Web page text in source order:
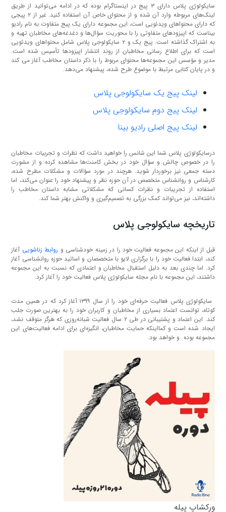
سایکولوژی پلاس دارای ۳ پیج در اینستاگرام بوده که در ادامه می‌توانید از طریق
لینک‌های مربوطه وارد آن شده و از محتوای خاص آن استفاده کنید. غیر از ۲ پیجی
که دارای محتواهای ویدئویی است، این مجموعه دارای یک پیج متفاوت به نام رادیو
بیناست که اپیزودهای متفاوتی را با محوریت سؤال‌ها و دغدغه‌های مخاطبان تهیه و
به اشتراک گذاشته است. پیج یک و ۲ سایکولوجی پلاس شامل محتواهای ویدئویی
است که برای اطلاع رسانی مخاطبان از روند انتشار اپیزودها تأسیس شده است.
مدیر و مؤسس این مجموعه‌ها محتوای مربوط را با ذکر داستان مخاطب آغاز می کند
و در پایان کتابی مرتبط با موضوع طرح شده، پیشنهاد می‌دهد.
لینک پیج یک سایکولوجی پلاس
لینک پیج دوم سایکولوجی پلاس
لینک پیج اصلی رادیو بینا
درسایکولوژی پلاس شما این شانس را خواهید داشت که نظرات و تجربیات مخاطبان
را در خصوص چالش و سؤال خود در بخش کامنت‌ها مشاهده کرده و از مشورت
دسته جمعی نیز برخوردار شوید. هرچند در مورد سؤالات و مشکلات مطرح شده،
کارشناس و روانشناس متخصص در آن حوزه نظر و پیشنهاد خود را عنوان می‌کند، اما
استفاده از تجریبات و نظرات کسانی که مشکلاتی مشابه داستان مخاطب را
داشته‌اند، نیز می‌تواند کمک بزرگی به تصمیم‌گیری و واکنش بهتر شما کند.
تاریخچه سایکولوجی پلاس
قبل از اینکه این مجموعه فعالیت خود را در زمینه خودشناسی و روابط زناشویی آغاز
کند، ابتدا فعالیت خود را با برگزاری لایو با متخصصان و اساتید حوزه روانشناسی آغاز
کرد. اما چندی بعد به دلیل استقبال مخاطبان و اعتمادی که نسبت به این مجموعه
داشتند، این مجموعه با نام مجله سایکولوژی پلاس فعالیت خود را آغاز کرد.
سایکولوژی پلاس فعالیت حرفه‌ای خود را از سال ۱۳۹۹ آغاز کرد که در همین مدت
کوتاه، توانست اعتماد بسیاری از مخاطبان و کاربران خود را به بهترین صورت جلب
کند. این اعتماد و پشتیبانی در طی ۲ سال فعالیت شبانه‌روزی که هرگز متوقف نشد،
ایجاد شده است و کمااینکه حمایت مخاطبان، انگیزه‌ای برای ادامه فعالیت‌های این
مجموعه بوده و خواهد بود.
ورکشاپ پیله